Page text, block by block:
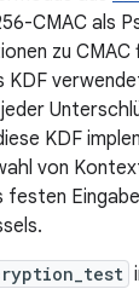
CMAC als
zu CMAC
KDF
KDF
von
festen